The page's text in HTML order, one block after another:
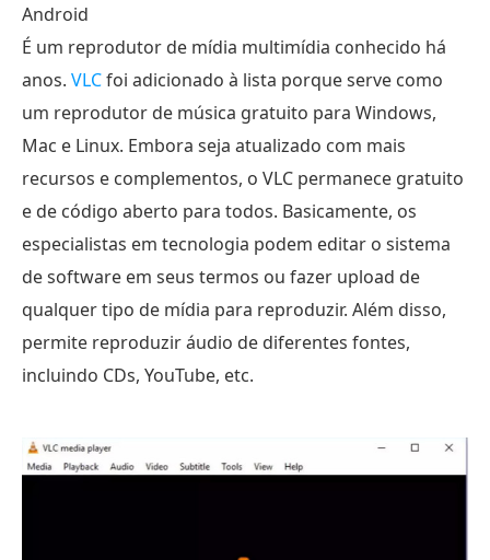
Android
É um reprodutor de mídia multimídia conhecido há
anos. VLCfoi adicionado à lista porque serve como
um reprodutor de música gratuito para Windows,
Mac e Linux. Embora seja atualizado com mais
recursos e complementos, o VLC permanece gratuito
e de código aberto para todos. Basicamente, os
especialistas em tecnologia podem editar o sistema
de software em seus termos ou fazer upload de
qualquer tipo de mídia para reproduzir. Além disso,
permite reproduzir áudio de diferentes fontes,
incluindo CDs, YouTube, etc.